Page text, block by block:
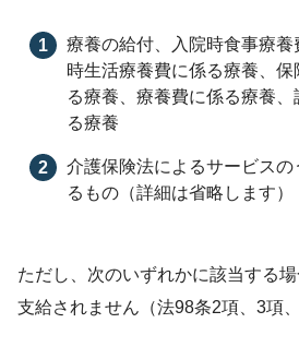
療養の給付、入院時食事療
時生活療養費に係る療養、
る療養、療養費に係る療養
る療養
介護保険法によるサービス
るもの（詳細は省略します）
ただし、次のいずれかに該当する
支給されません（法98条2項、3項、